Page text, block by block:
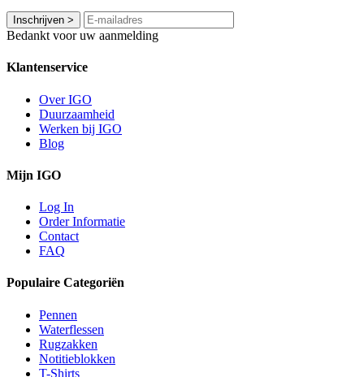
Inschrijven >
Bedankt voor uw aanmelding
Klantenservice
Over IGO
Duurzaamheid
Werken bij IGO
Blog
Mijn IGO
Log In
Order Informatie
Contact
FAQ
Populaire Categoriën
Pennen
Waterflessen
Rugzakken
Notitieblokken
T-Shirts